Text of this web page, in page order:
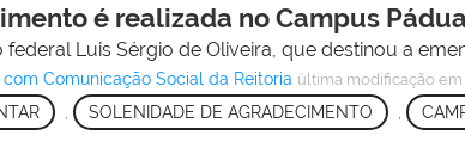
é realizada no Campus Pádua
Luis Sérgio de Oliveira, que destinou a
Comunicação Social da Reitoria última modificação em
SOLENIDADE DE AGRADECIMENTO